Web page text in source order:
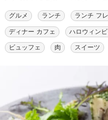
グルメ ランチ ランチ フ
ディナー カフェ ハロウィン
ビュッフェ 肉 スイーツ